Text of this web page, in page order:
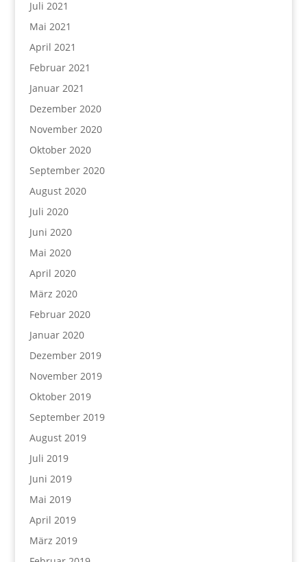
Juli 2021
Mai 2021
April 2021
Februar 2021
Januar 2021
Dezember 2020
November 2020
Oktober 2020
September 2020
August 2020
Juli 2020
Juni 2020
Mai 2020
April 2020
März 2020
Februar 2020
Januar 2020
Dezember 2019
November 2019
Oktober 2019
September 2019
August 2019
Juli 2019
Juni 2019
Mai 2019
April 2019
März 2019